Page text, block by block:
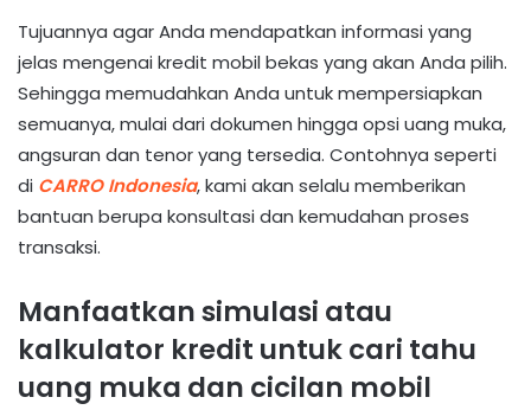
Tujuannya agar Anda mendapatkan informasi yang
jelas mengenai kredit mobil bekas yang akan Anda pilih.
Sehingga memudahkan Anda untuk mempersiapkan
semuanya, mulai dari dokumen hingga opsi uang muka,
angsuran dan tenor yang tersedia. Contohnya seperti
di CARRO Indonesia, kami akan selalu memberikan
bantuan berupa konsultasi dan kemudahan proses
transaksi.
Manfaatkan simulasi atau
kalkulator kredit untuk cari tahu
uang muka dan cicilan mobil